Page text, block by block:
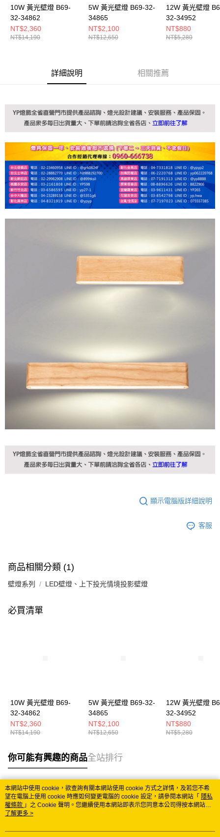
10W 黃光壁燈 B69-
32-34862
NT$2,360
NT$14,190
5W 黃光壁燈 B69-32-
34865
NT$2,100
NT$12,650
12W 黃光壁燈
32-34952
NT$880
NT$5,280
詳細說明 相關推薦
顯示電腦版詳細說明
客服
商品相關分類 (1)
壁燈系列 LED壁燈、上下投光情境投影壁燈
必買清單
10W 黃光壁燈 B69-
32-34862
NT$2,360
NT$14,190
5W 黃光壁燈 B69-32-
34865
NT$2,100
NT$12,650
12W 黃光壁燈
32-34952
NT$880
NT$5,280
你可能有興趣的商品全站排行
熱門標籤
本網站中使用 cookie，欲查詢有關本網站使用 cookie 方式之詳情，及若您不希
望在電腦上使用 cookie 時應如何變更電腦的 cookie 設定，請參閱本網站「 隱私
權條款 」之 Cookie 聲明。您繼續使用本網站即表示您同意本公司得按本網站使
用條款之 Cookie 聲明使用 cookie。
了解更多 >